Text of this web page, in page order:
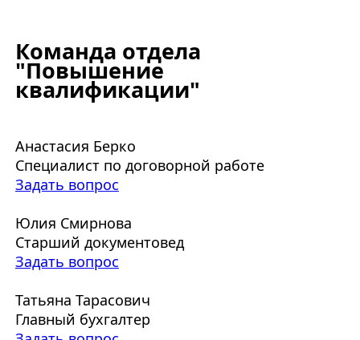
Команда отдела
"Повышение
квалификации"
Анастасия Берко
Специалист по договорной работе
Задать вопрос
Юлия Смирнова
Старший документовед
Задать вопрос
Татьяна Тарасович
Главный бухгалтер